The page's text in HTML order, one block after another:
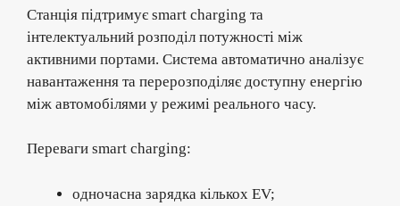
Станція підтримує smart charging та
інтелектуальний розподіл потужності між
активними портами. Система автоматично аналізує
навантаження та перерозподіляє доступну енергію
між автомобілями у режимі реального часу.
Переваги smart charging:
одночасна зарядка кількох EV;